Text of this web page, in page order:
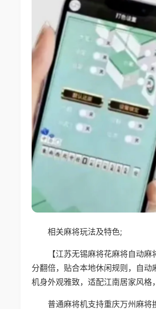
相关麻将玩法及特色;
【江苏无锡麻将花麻将自动
分翻倍，贴合本地休闲规则，自动
机身外观雅致，适配江南居家风格
普通麻将机支持重庆万州麻将